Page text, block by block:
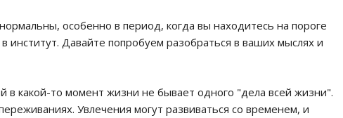
особенно в период, когда вы находитесь на пороге
институт. Давайте попробуем разобраться в ваших мыслях и
какой-то момент жизни не бывает одного "дела всей жизни".
Увлечения могут развиваться со временем, и